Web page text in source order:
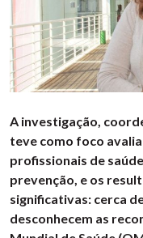
A investigação,
teve como foco
profissionais de
prevenção, e os
significativas: cerca
desconhecem as